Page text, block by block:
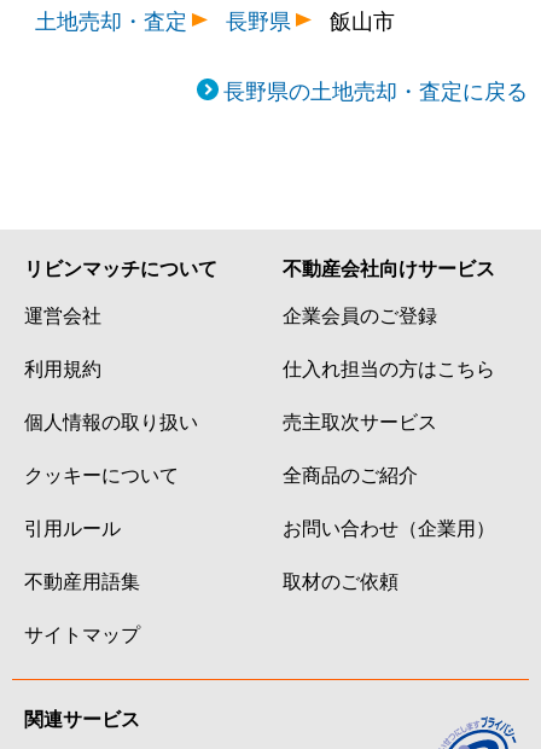
土地売却・査定
長野県 飯山市
長野県の土地売却・査定に戻る
リビンマッチについて
運営会社
利用規約
個人情報の取り扱い
クッキーについて
引用ルール
不動産用語集
サイトマップ
不動産会社向けサービス
企業会員のご登録
仕入れ担当の方はこちら
売主取次サービス
全商品のご紹介
お問い合わせ（企業用）
取材のご依頼
関連サービス